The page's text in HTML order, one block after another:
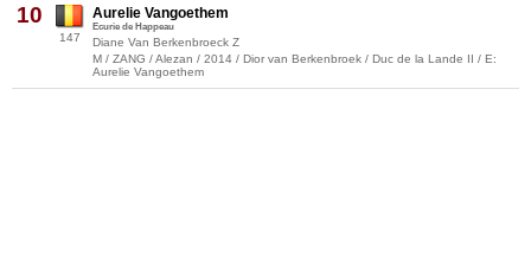
10
147
Aurelie Vangoethem
Ecurie de Happeau
Diane Van Berkenbroeck Z
M / ZANG / Alezan / 2014 / Dior van Berkenbroek / Duc de la Lande II / E:
Aurelie Vangoethem